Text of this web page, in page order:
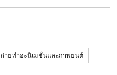
ายทำอะนิเมชั่นและภาพยนต์